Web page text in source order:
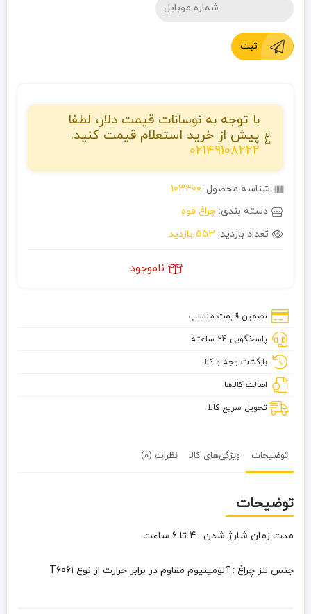
ثبت
با توجه به نوسانات قیمت دلار، لطفا
پیش از خرید استعلام قیمت کنید.
02149108222
شناسه محصول: 103400
دسته بندی: چراغ قوه
تعداد بازدید: 553 بازدید
ناموجود
تضمین قیمت مناسب
پاسخگویی 24 ساعته
بازگشت وجه و کالا
اصالت کالاها
تحویل سریع کالا
توضیحات ویژگی‌های کالا نظرات (0)
توضیحات
مدت زمان شارژ شدن : 4 تا 6 ساعت
جنس لنز چراغ : آلومینیوم مقاوم در برابر حرارت از نوع T6061